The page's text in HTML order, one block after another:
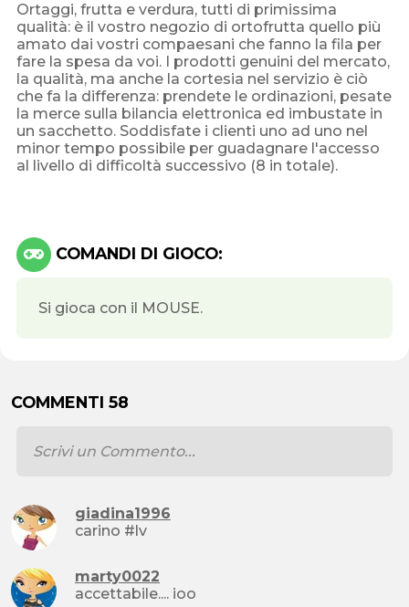
Ortaggi, frutta e verdura, tutti di primissima
qualità: è il vostro negozio di ortofrutta quello più
amato dai vostri compaesani che fanno la fila per
fare la spesa da voi. I prodotti genuini del mercato,
la qualità, ma anche la cortesia nel servizio è ciò
che fa la differenza: prendete le ordinazioni, pesate
la merce sulla bilancia elettronica ed imbustate in
un sacchetto. Soddisfate i clienti uno ad uno nel
minor tempo possibile per guadagnare l'accesso
al livello di difficoltà successivo (8 in totale).
COMANDI DI GIOCO:
Si gioca con il MOUSE.
COMMENTI 58
giadina1996
carino #lv
marty0022
accettabile.... ioo